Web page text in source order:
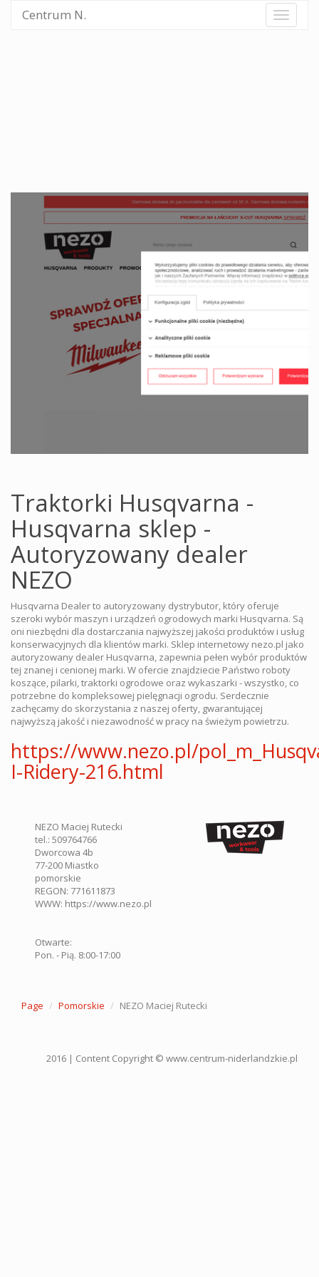
Centrum N.
Traktorki Husqvarna -
Husqvarna sklep -
Autoryzowany dealer
NEZO
Husqvarna Dealer to autoryzowany dystrybutor, który oferuje
szeroki wybór maszyn i urządzeń ogrodowych marki Husqvarna. Są
oni niezbędni dla dostarczania najwyższej jakości produktów i usług
konserwacyjnych dla klientów marki. Sklep internetowy nezo.pl jako
autoryzowany dealer Husqvarna, zapewnia pełen wybór produktów
tej znanej i cenionej marki. W ofercie znajdziecie Państwo roboty
koszące, pilarki, traktorki ogrodowe oraz wykaszarki - wszystko, co
potrzebne do kompleksowej pielęgnacji ogrodu. Serdecznie
zachęcamy do skorzystania z naszej oferty, gwarantującej
najwyższą jakość i niezawodność w pracy na świeżym powietrzu.
https://www.nezo.pl/
I-Ridery-216.html
NEZO Maciej Rutecki
tel.: 509764766
Dworcowa 4b
77-200 Miastko
pomorskie
REGON: 771611873
WWW: https://www.nezo.pl
Otwarte:
Pon. - Pią. 8:00-17:00
Page Pomorskie NEZO Maciej Rutecki
2016 | Content Copyright © www.centrum-niderlandzkie.pl